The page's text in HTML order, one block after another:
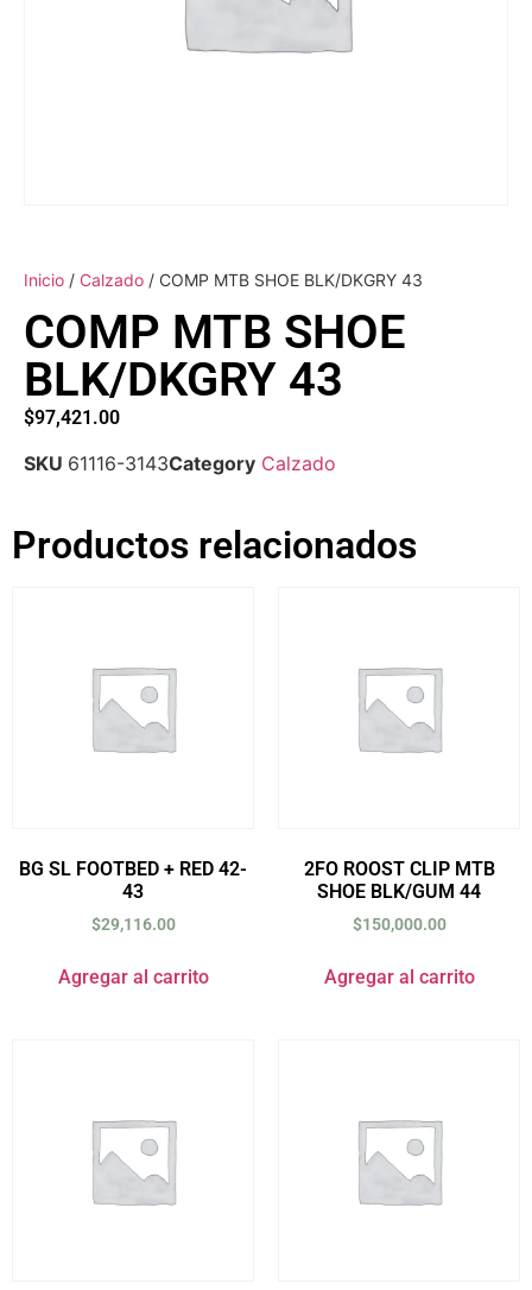
Inicio / Calzado / COMP MTB SHOE BLK/DKGRY 43
COMP MTB SHOE
BLK/DKGRY 43
$97,421.00
SKU 61116-3143Category Calzado
Productos relacionados
BG SL FOOTBED + RED 42-
43
$29,116.00
Agregar al carrito
2FO ROOST CLIP MTB
SHOE BLK/GUM 44
$150,000.00
Agregar al carrito